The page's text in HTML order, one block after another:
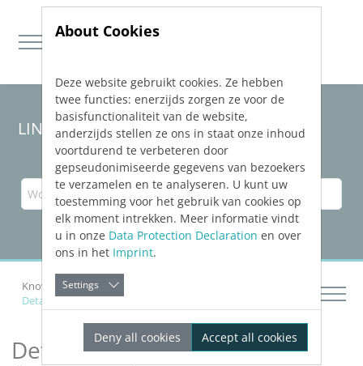
Jump directly to main navigation
Jump directly to content
LINEAR Solutions 23 für AutoCAD
Knowledge Base AutoCAD
Details zum Einfügen von Komponenten
Details zum Einfügen von
About Cookies
Deze website gebruikt cookies. Ze hebben
twee functies: enerzijds zorgen ze voor de
basisfunctionaliteit van de website,
anderzijds stellen ze ons in staat onze inhoud
voortdurend te verbeteren door
gepseudonimiseerde gegevens van bezoekers
te verzamelen en te analyseren. U kunt uw
toestemming voor het gebruik van cookies op
elk moment intrekken. Meer informatie vindt
u in onze Data Protection Declaration en over
ons in het Imprint.
Settings
Deny all cookies Accept all cookies